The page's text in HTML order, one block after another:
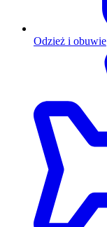
Odzież i obuwie